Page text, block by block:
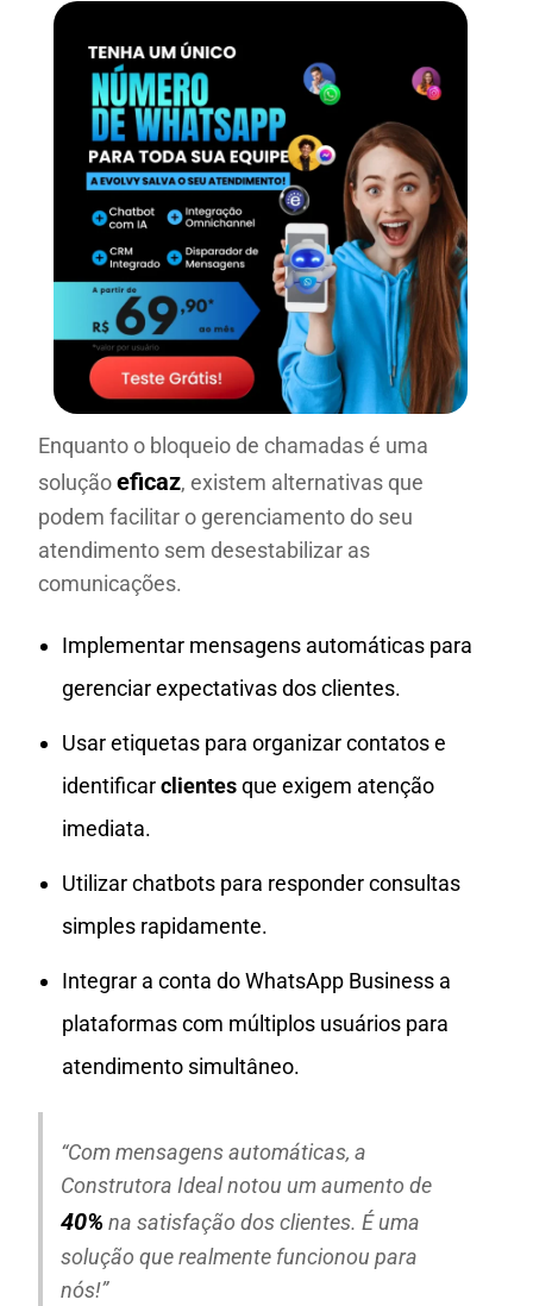
Enquanto o bloqueio de chamadas é uma
soluçãoeficaz, existem alternativas que
podem facilitar o gerenciamento do seu
atendimento sem desestabilizar as
comunicações.
Implementar mensagens automáticas para
gerenciar expectativas dos clientes.
Usar etiquetas para organizar contatos e
identificarclientesque exigem atenção
imediata.
Utilizar chatbots para responder consultas
simples rapidamente.
Integrar a conta do WhatsApp Business a
plataformas com múltiplos usuários para
atendimento simultâneo.
“Com mensagens automáticas, a
Construtora Ideal notou um aumento de
40% na satisfação dos clientes. É uma
solução que realmente funcionou para
nós!”